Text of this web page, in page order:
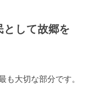
して故郷を
も大切な部分です。